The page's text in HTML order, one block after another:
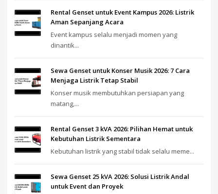
Rental Genset untuk Event Kampus 2026: Listrik
Aman Sepanjang Acara
Event kampus selalu menjadi momen yang
dinantik...
Sewa Genset untuk Konser Musik 2026: 7 Cara
Menjaga Listrik Tetap Stabil
Konser musik membutuhkan persiapan yang
matang,...
Rental Genset 3 kVA 2026: Pilihan Hemat untuk
Kebutuhan Listrik Sementara
Kebutuhan listrik yang stabil tidak selalu meme...
Sewa Genset 25 kVA 2026: Solusi Listrik Andal
untuk Event dan Proyek